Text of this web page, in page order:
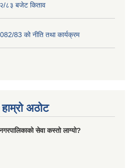
८३ बजेट किताव
83 को नीति तथा कार्यक्रम
अठोट
सेवा कस्तो लाग्यो?